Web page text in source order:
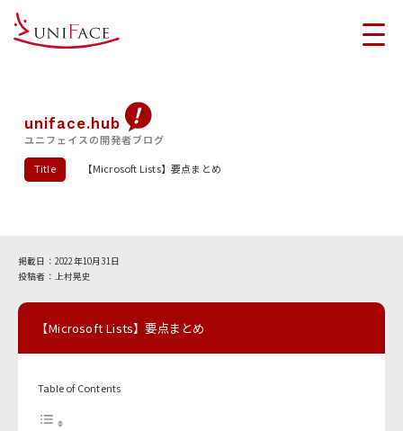
uniface.hub
ユニフェイスの開発者ブログ
Title 【Microsoft Lists】要点まとめ
2022年10月31日
上村晃史
【Microsoft Lists】要点まとめ
Table of Contents